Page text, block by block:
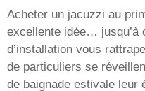
Acheter un jacuzzi au
excellente idée… jusqu’à
d’installation vous
de particuliers se
de baignade estivale leur